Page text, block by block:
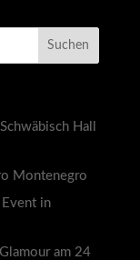
Hall
Montenegro
in
am 24